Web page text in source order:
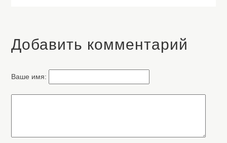
Добавить комментарий
Ваше имя: